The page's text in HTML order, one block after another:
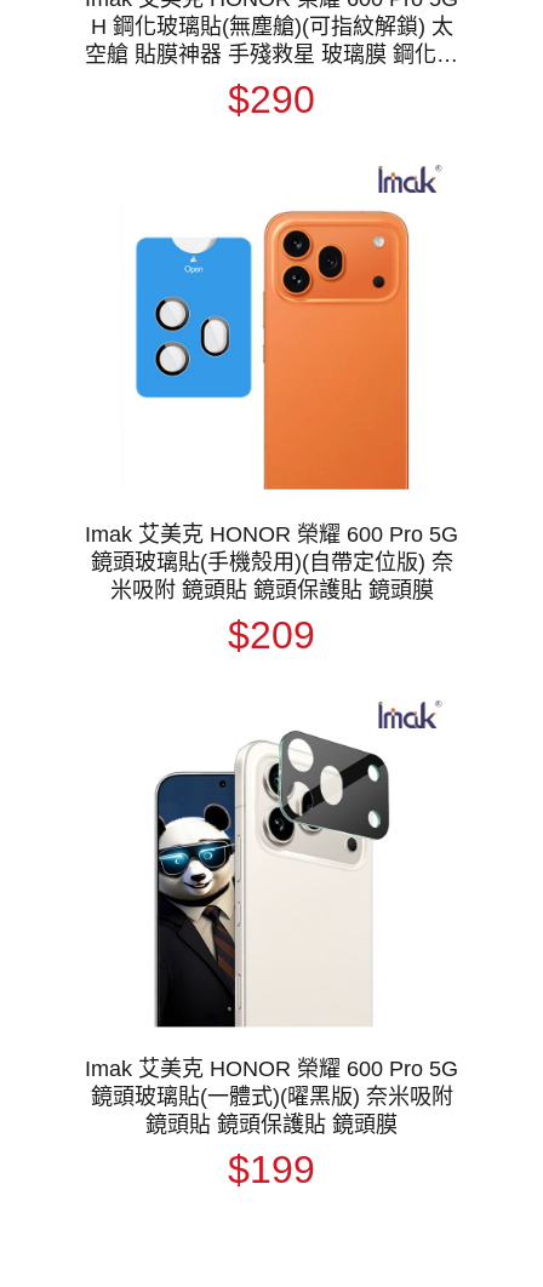
H 鋼化玻璃貼(無塵艙)(可指紋解鎖) 太
空艙 貼膜神器 手殘救星 玻璃膜 鋼化膜
手機螢幕貼 保護貼
$290
Imak 艾美克 HONOR 榮耀 600 Pro 5G
鏡頭玻璃貼(手機殼用)(自帶定位版) 奈
米吸附 鏡頭貼 鏡頭保護貼 鏡頭膜
$209
Imak 艾美克 HONOR 榮耀 600 Pro 5G
鏡頭玻璃貼(一體式)(曜黑版) 奈米吸附
鏡頭貼 鏡頭保護貼 鏡頭膜
$199